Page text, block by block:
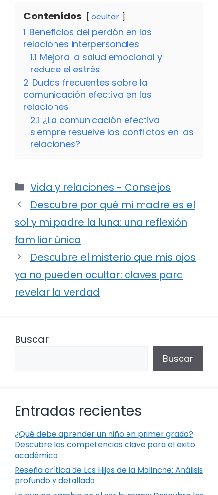
Contenidos ocultar
1 Beneficios del perdón en las
relaciones interpersonales
1.1 Mejora la salud emocional y
reduce el estrés
2 Dudas frecuentes sobre la
comunicación efectiva en las
relaciones
2.1 ¿La comunicación efectiva
siempre resuelve los conflictos en las
relaciones?
Categorías
Vida y relaciones - Consejos
Descubre por qué mi madre es el
sol y mi padre la luna: una reflexión
familiar única
Descubre el misterio que mis ojos
ya no pueden ocultar: claves para
revelar la verdad
Buscar
Buscar
Entradas recientes
¿Qué debe aprender un niño en primer grado?
Descubre las competencias clave para el éxito
académico
Reseña crítica de Los Hijos de la Malinche: Análisis
profundo y detallado